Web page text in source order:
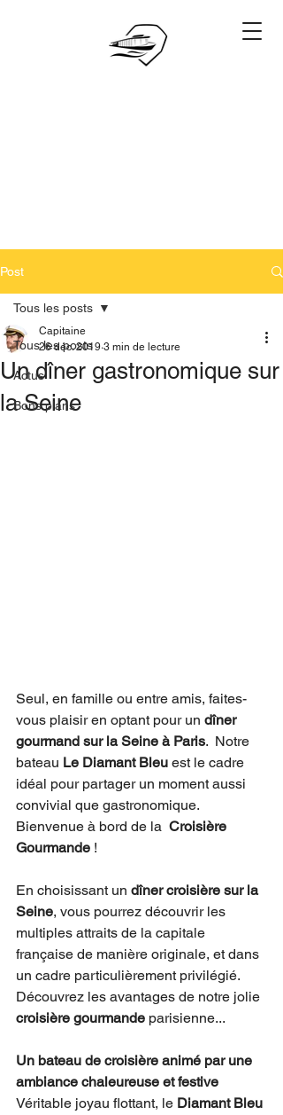
Post
Tous les posts
Actus
Bons plans
Tous les posts
Un dîner gastronomique sur
la Seine
Capitaine
26 déc. 2019 3 min de lecture
Seul, en famille ou entre amis, faites-
vous plaisir en optant pour un dîner
gourmand sur la Seine à Paris.  Notre
bateau Le Diamant Bleu est le cadre
idéal pour partager un moment aussi
convivial que gastronomique.
Bienvenue à bord de la Croisière
Gourmande !
En choisissant un dîner croisière sur la
Seine, vous pourrez découvrir les
multiples attraits de la capitale
française de manière originale, et dans
un cadre particulièrement privilégié.
Découvrez les avantages de notre jolie
croisière gourmande parisienne...
Un bateau de croisière animé par une
ambiance chaleureuse et festive
Véritable joyau flottant, le Diamant Bleu